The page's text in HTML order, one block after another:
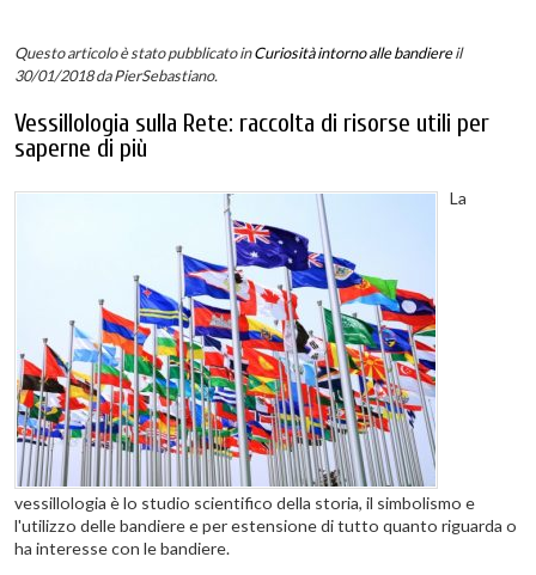
Questo articolo è stato pubblicato inCuriosità intorno alle bandiereil
30/01/2018da PierSebastiano.
Vessillologia sulla Rete: raccolta di risorse utili per
saperne di più
La
vessillologia è lo studio scientifico della storia, il simbolismo e
l'utilizzo delle bandiere e per estensione di tutto quanto riguarda o
ha interesse con le bandiere.